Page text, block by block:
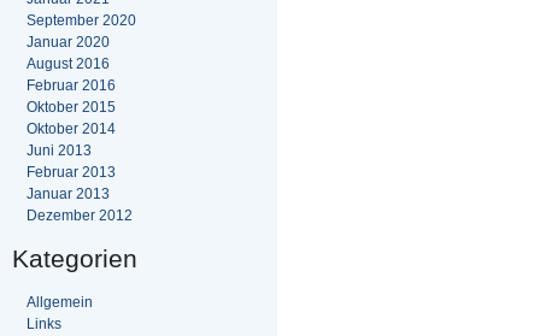
September 2020
Januar 2020
August 2016
Februar 2016
Oktober 2015
Oktober 2014
Juni 2013
Februar 2013
Januar 2013
Dezember 2012
Kategorien
Allgemein
Links